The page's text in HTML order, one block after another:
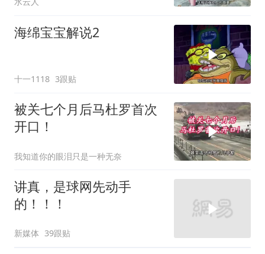
海绵宝宝解说2
十一1118 3跟贴
被关七个月后马杜罗首次
开口！
我知道你的眼泪只是一种无奈
讲真，是球网先动手
的！！！
新媒体 39跟贴